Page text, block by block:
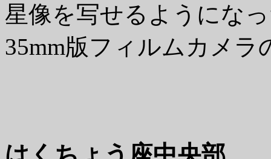
星像を写せるようにな
35mm版フィルムカメ